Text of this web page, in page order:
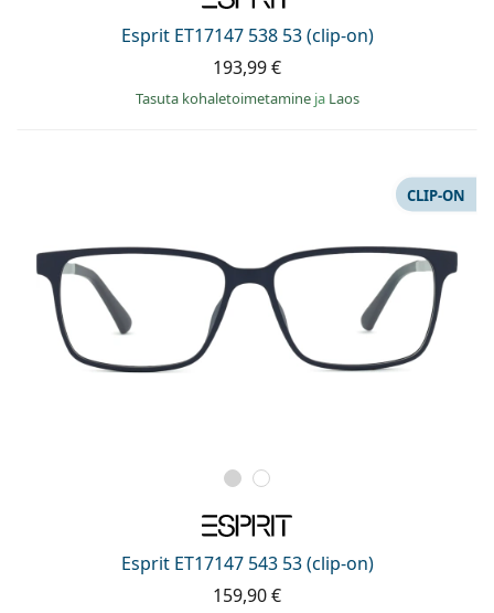
Esprit ET17147 538 53 (clip-on)
193,99 €
Tasuta kohaletoimetamine ja Laos
Esprit ET17147 543 53 (clip-on)
CLIP-ON
159,90 €